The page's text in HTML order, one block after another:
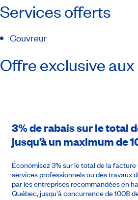
Services offerts
Couvreur
Offre exclusive
3% de rabais sur le total
jusqu’à un maximum de
Économisez 3% sur le total de la
services professionnels ou des travaux
par les entreprises recommandées en
Québec, jusqu'à concurrence de 100$